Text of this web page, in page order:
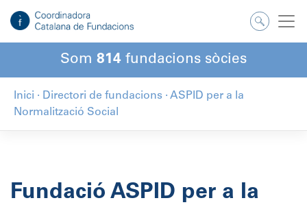
contingut
Som 814 fundacions sòcies
Inici · Directori de fundacions · ASPID per a la
Normalització Social
Fundació ASPID per a la